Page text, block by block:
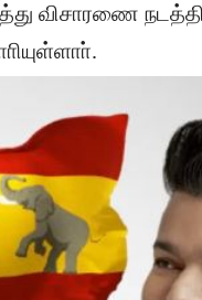
விசாரணை